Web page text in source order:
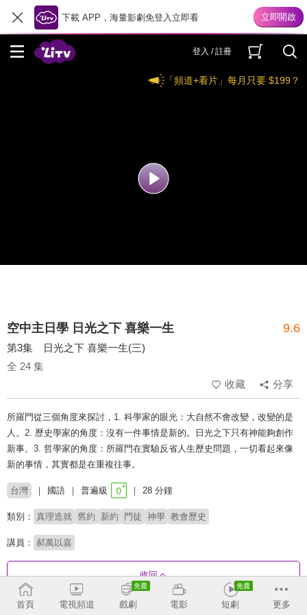
下載 APP，海量影劇免登入立即看
登入 / 註冊
「頻道+看片」每月只要 $199？
空中主日學 日光之下 喜樂一生 9.6
第3集 日光之下 喜樂一生(三)
全 24 集
收藏
分享
所羅門從三個角度來探討，1. 科學家的眼光：大自然不會改變，改變的是
人。2. 歷史學家的角度：沒有一件事情是新的。日光之下只有神能夠創作
新事。3. 哲學家的角度：所羅門在實驗反省人生歷史問題，一切看起來像
新的事情，其實都是在重複往事。
台灣 國語 普遍級 28 分鐘
類別： 真理造就 舊約 新約 門徒 神學 教會歷史
講員： 郝萬以嘉
收回
首頁 電視頻道 戲劇 電影 短劇 更多